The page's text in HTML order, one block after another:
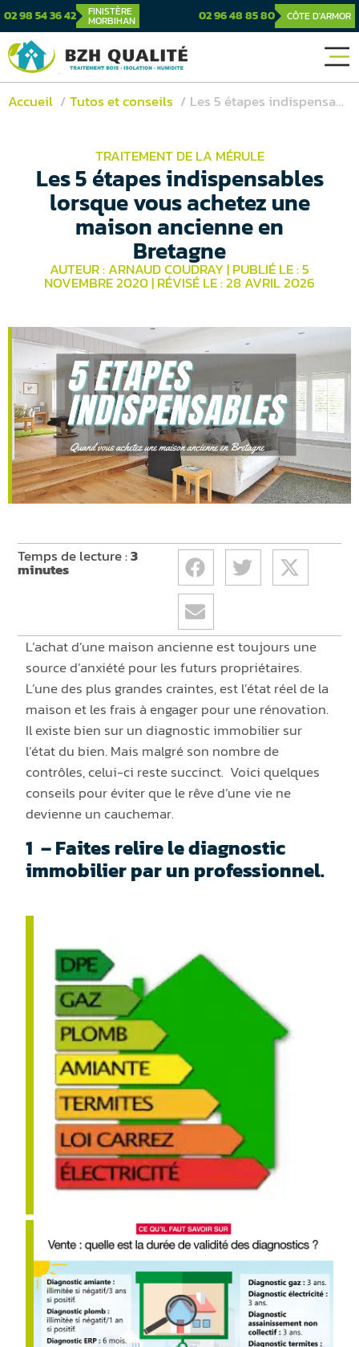
02 98 54 36 42 FINISTÈRE
MORBIHAN 02 96 48 85 80 CÔTE D'ARMOR
Accueil Tutos et conseils Les 5 étapes indispensables lorsque vous achetez une maison ancienne en Bretagne
TRAITEMENT DE LA MÉRULE
Les 5 étapes indispensables
lorsque vous achetez une
maison ancienne en
Bretagne
AUTEUR : ARNAUD COUDRAY|PUBLIÉ LE : 5
NOVEMBRE 2020|RÉVISÉ LE : 28 AVRIL 2026
Temps de lecture :3
minutes
L’achat d’une maison ancienne est toujours une
source d’anxiété pour les futurs propriétaires.
L’une des plus grandes craintes, est l’état réel de la
maison et les frais à engager pour une rénovation.
Il existe bien sur un diagnostic immobilier sur
l’état du bien. Mais malgré son nombre de
contrôles, celui-ci reste succinct. Voici quelques
conseils pour éviter que le rêve d’une vie ne
devienne un cauchemar.
1 – Faites relire le diagnostic
immobilier par un professionnel.